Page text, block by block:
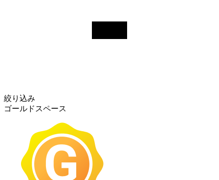
絞り込み
ゴールドスペース